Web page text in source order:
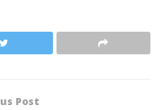
Post